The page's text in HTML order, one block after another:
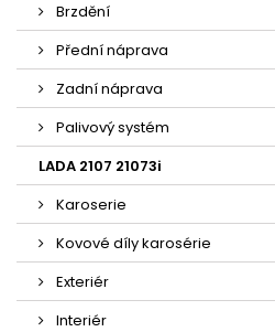
Brzdění
Přední náprava
Zadní náprava
Palivový systém
LADA 2107 21073i
Karoserie
Kovové díly karosérie
Exteriér
Interiér